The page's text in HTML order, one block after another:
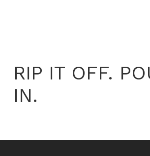
RIP IT OFF.
IN.